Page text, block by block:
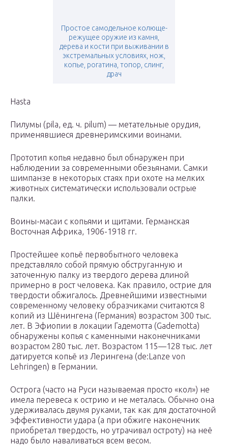
Простое самодельное колюще-
режущее оружие из камня,
дерева и кости при выживании в
экстремальных условиях, нож,
копье, рогатина, топор, слинг,
драч
Hasta
Пилумы (pila, ед. ч. pilum) — метательные орудия,
применявшиеся древнеримскими воинами.
Прототип копья недавно был обнаружен при
наблюдении за современными обезьянами. Самки
шимпанзе в некоторых стаях при охоте на мелких
животных систематически использовали острые
палки.
Воины-масаи с копьями и щитами. Германская
Восточная Африка, 1906-1918 гг.
Простейшее копьё первобытного человека
представляло собой прямую обструганную и
заточенную палку из твердого дерева длиной
примерно в рост человека. Как правило, острие для
твердости обжигалось. Древнейшими известными
современному человеку образчиками считаются 8
копий из Шёнингена (Германия) возрастом 300 тыс.
лет. В Эфиопии в локации Гадемотта (Gademotta)
обнаружены копья с каменными наконечниками
возрастом 280 тыс. лет. Возрастом 115—128 тыс. лет
датируется копьё из Лерингена (de:Lanze von
Lehringen) в Германии.
Острога (часто на Руси называемая просто «кол») не
имела перевеса к острию и не металась. Обычно она
удерживалась двумя руками, так как для достаточной
эффективности удара (а при обжиге наконечник
приобретал твердость, но утрачивал остроту) на неё
надо было наваливаться всем весом.